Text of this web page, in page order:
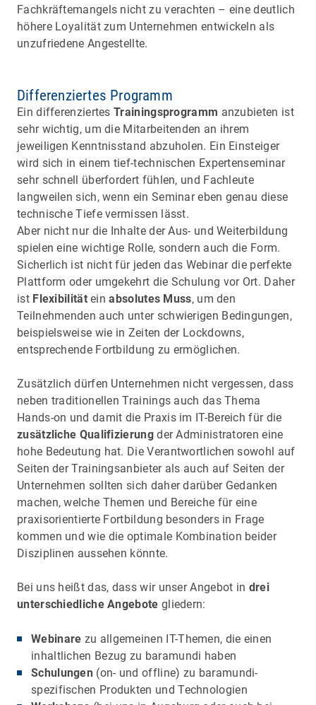
Fachkräftemangels nicht zu verachten – eine deutlich
höhere Loyalität zum Unternehmen entwickeln als
unzufriedene Angestellte.
Differenziertes Programm
Ein differenziertesTrainingsprogramm anzubieten ist
sehr wichtig, um die Mitarbeitenden an ihrem
jeweiligen Kenntnisstand abzuholen. Ein Einsteiger
wird sich in einem tief-technischen Expertenseminar
sehr schnell überfordert fühlen, und Fachleute
langweilen sich, wenn ein Seminar eben genau diese
technische Tiefe vermissen lässt.
Aber nicht nur die Inhalte der Aus- und Weiterbildung
spielen eine wichtige Rolle, sondern auch die Form.
Sicherlich ist nicht für jeden das Webinar die perfekte
Plattform oder umgekehrt die Schulung vor Ort. Daher
ist Flexibilitäteinabsolutes Muss, um den
Teilnehmenden auch unter schwierigen Bedingungen,
beispielsweise wie in Zeiten der Lockdowns,
entsprechende Fortbildung zu ermöglichen.
Zusätzlich dürfen Unternehmen nicht vergessen, dass
neben traditionellen Trainings auch das Thema
Hands-on und damit die Praxis im IT-Bereich für die
zusätzliche Qualifizierungder Administratoren eine
hohe Bedeutung hat. Die Verantwortlichen sowohl auf
Seiten der Trainingsanbieter als auch auf Seiten der
Unternehmen sollten sich daher darüber Gedanken
machen, welche Themen und Bereiche für eine
praxisorientierte Fortbildung besonders in Frage
kommen und wie die optimale Kombination beider
Disziplinen aussehen könnte.
Bei uns heißt das, dass wir unser Angebot in drei
unterschiedliche Angebote gliedern:
Webinare zu allgemeinen IT-Themen, die einen
inhaltlichen Bezug zu baramundi haben
Schulungen (on- und offline) zu baramundi-
spezifischen Produkten und Technologien